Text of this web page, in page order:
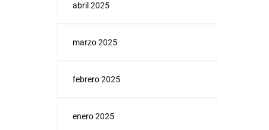
abril 2025
marzo 2025
febrero 2025
enero 2025